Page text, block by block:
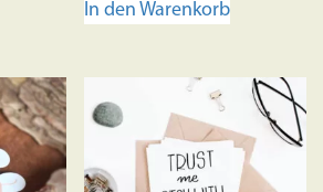
In den Warenkorb